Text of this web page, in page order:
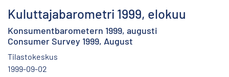
Kuluttajabarometri 1999, elokuu
Konsumentbarometern 1999, augusti
Consumer Survey 1999, August
Tilastokeskus
1999-09-02